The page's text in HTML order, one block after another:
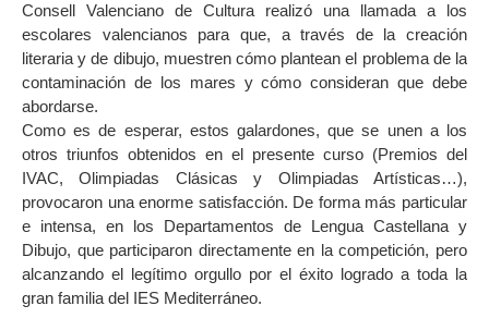
Consell Valenciano de Cultura realizó una llamada a los
escolares valencianos para que, a través de la creación
literaria y de dibujo, muestren cómo plantean el problema de la
contaminación de los mares y cómo consideran que debe
abordarse.
Como es de esperar, estos galardones, que se unen a los
otros triunfos obtenidos en el presente curso (Premios del
IVAC, Olimpiadas Clásicas y Olimpiadas Artísticas…),
provocaron una enorme satisfacción. De forma más particular
e intensa, en los Departamentos de Lengua Castellana y
Dibujo, que participaron directamente en la competición, pero
alcanzando el legítimo orgullo por el éxito logrado a toda la
gran familia del IES Mediterráneo.